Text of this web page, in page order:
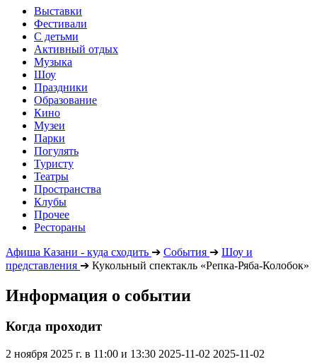
Выставки
Фестивали
С детьми
Активный отдых
Музыка
Шоу
Праздники
Образование
Кино
Музеи
Парки
Погулять
Туристу
Театры
Пространства
Клубы
Прочее
Рестораны
Афиша Казани - куда сходить ➔ События ➔ Шоу и
представления ➔ Кукольный спектакль «Репка-Ряба-Колобок»
Информация о событии
Когда проходит
2 ноября 2025 г. в 11:00 и 13:30 2025-11-02 2025-11-02